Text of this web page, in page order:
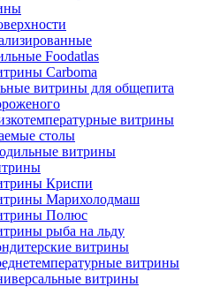
Foodatlas
Carboma
витрины для общепита
витрины
столы
витрины
Криспи
Марихолодмаш
Полюс
рыба на льду
витрины
витрины
витрины